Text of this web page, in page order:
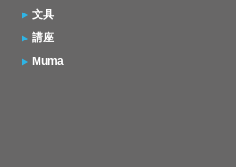
文具
講座
Muma